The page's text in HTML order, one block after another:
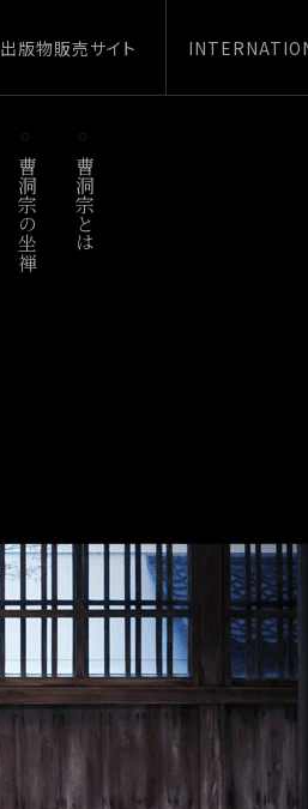
出版物販売サイト
曹洞宗の坐禅 曹洞宗とは